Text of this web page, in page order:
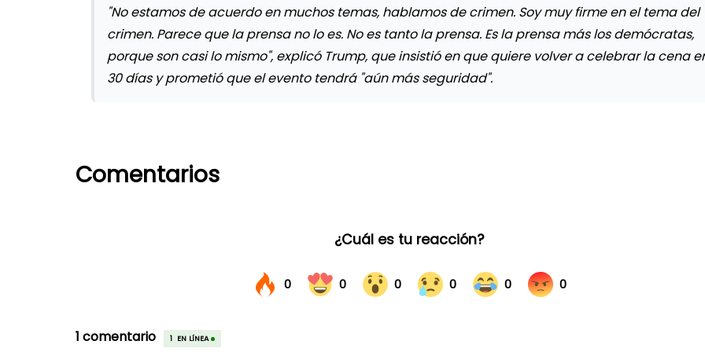
"No estamos de acuerdo en muchos temas, hablamos de crimen. Soy muy firme en el tema del
crimen. Parece que la prensa no lo es. No es tanto la prensa. Es la prensa más los demócratas,
porque son casi lo mismo", explicó Trump, que insistió en que quiere volver a celebrar la cena
30 días y prometió que el evento tendrá "aún más seguridad".
Comentarios